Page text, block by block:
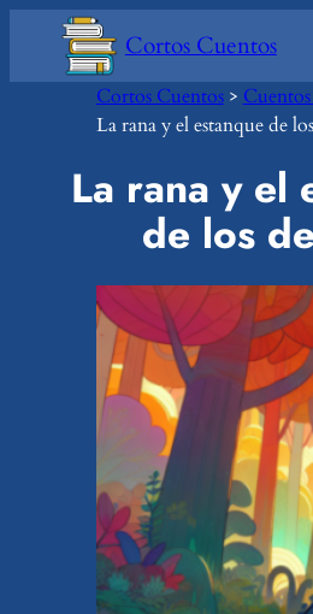
contenido
Cortos Cuentos
Cortos Cuentos>
La rana y el estanque de
La rana y el
de los